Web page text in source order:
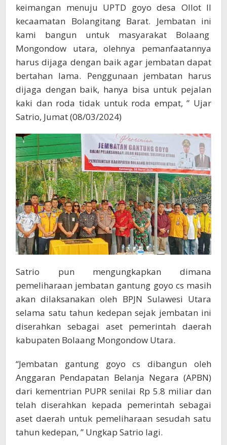
keimangan menuju UPTD goyo desa Ollot II
kecaamatan Bolangitang Barat. Jembatan ini
kami bangun untuk masyarakat Bolaang
Mongondow utara, olehnya pemanfaatannya
harus dijaga dengan baik agar jembatan dapat
bertahan lama. Penggunaan jembatan harus
dijaga dengan baik, hanya bisa untuk pejalan
kaki dan roda tidak untuk roda empat, ” Ujar
Satrio, Jumat (08/03/2024)
Satrio pun mengungkapkan dimana
pemeliharaan jembatan gantung goyo cs masih
akan dilaksanakan oleh BPJN Sulawesi Utara
selama satu tahun kedepan sejak jembatan ini
diserahkan sebagai aset pemerintah daerah
kabupaten Bolaang Mongondow Utara.
“Jembatan gantung goyo cs dibangun oleh
Anggaran Pendapatan Belanja Negara (APBN)
dari kementrian PUPR senilai Rp 5.8 miliar dan
telah diserahkan kepada pemerintah sebagai
aset daerah untuk pemeliharaan sesudah satu
tahun kedepan, ” Ungkap Satrio lagi.